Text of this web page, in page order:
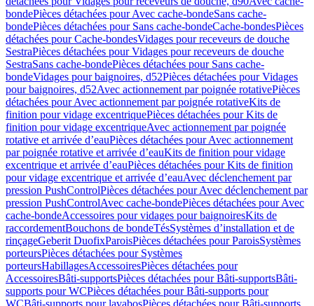
bondePièces détachées pour Avec cache-bondeSans cache-
bondePièces détachées pour Sans cache-bondeCache-bondesPièces
détachées pour Cache-bondesVidages pour receveurs de douche
SestraPièces détachées pour Vidages pour receveurs de douche
SestraSans cache-bondePièces détachées pour Sans cache-
bondeVidages pour baignoires, d52Pièces détachées pour Vidages
pour baignoires, d52Avec actionnement par poignée rotativePièces
détachées pour Avec actionnement par poignée rotativeKits de
finition pour vidage excentriquePièces détachées pour Kits de
finition pour vidage excentriqueAvec actionnement par poignée
rotative et arrivée d’eauPièces détachées pour Avec actionnement
par poignée rotative et arrivée d’eauKits de finition pour vidage
excentrique et arrivée d’eauPièces détachées pour Kits de finition
pour vidage excentrique et arrivée d’eauAvec déclenchement par
pression PushControlPièces détachées pour Avec déclenchement par
pression PushControlAvec cache-bondePièces détachées pour Avec
cache-bondeAccessoires pour vidages pour baignoiresKits de
raccordementBouchons de bondeTésSystèmes d’installation et de
rinçageGeberit DuofixParoisPièces détachées pour ParoisSystèmes
porteursPièces détachées pour Systèmes
porteursHabillagesAccessoiresPièces détachées pour
AccessoiresBâti-supportsPièces détachées pour Bâti-supportsBâti-
supports pour WCPièces détachées pour Bâti-supports pour
WCBâti-supports pour lavabosPièces détachées pour Bâti-supports